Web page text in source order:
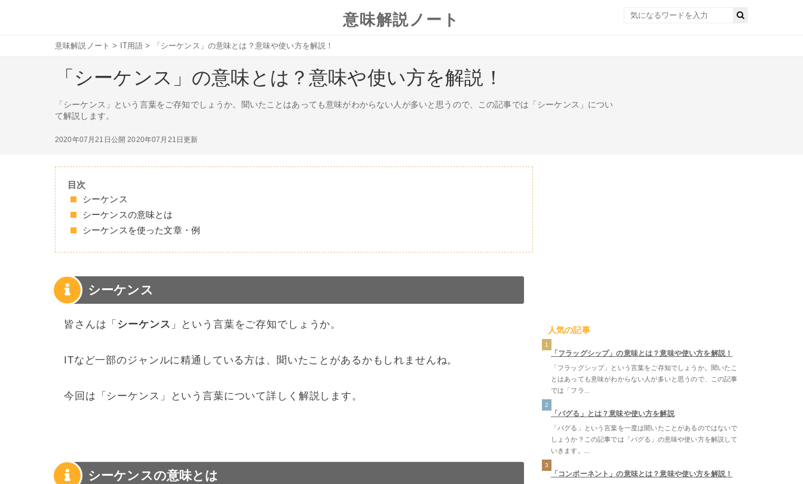
意味解説ノート
意味解説ノート > IT用語 > 「シーケンス」の意味とは？意味や使い方を解説！
「シーケンス」の意味とは？意味や使い方を解説！
「シーケンス」という言葉をご存知でしょうか。聞いたことはあっても意味がわからない人が多いと思うので、この記事では「シーケンス」につい
て解説します。
2020年07月21日公開 2020年07月21日更新
目次
シーケンス
シーケンスの意味とは
シーケンスを使った文章・例
シーケンス
皆さんは「 シーケンス 」という言葉をご存知でしょうか。
ITなど一部のジャンルに精通している方は、聞いたことがあるかもしれませんね。
今回は「シーケンス」という言葉について詳しく解説します。
シーケンスの意味とは
人気の記事
1
「フラッグシップ」の意味とは？意味や使い方を解説！
「フラッグシップ」という言葉をご存知でしょうか。聞いたこ
とはあっても意味がわからない人が多いと思うので、この記事
では「フラ...
2
「バグる」とは？意味や使い方を解説
「バグる」という言葉を一度は聞いたことがあるのではないで
しょうか？この記事では「バグる」の意味や使い方を解説して
いきます。...
3
「コンポーネント」の意味とは？意味や使い方を解説！